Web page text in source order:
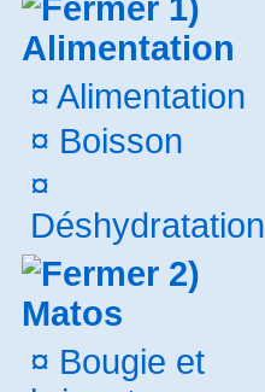
1)
Alimentation
¤ Alimentation
¤ Boisson
¤
Déshydratation
2)
Matos
¤ Bougie et